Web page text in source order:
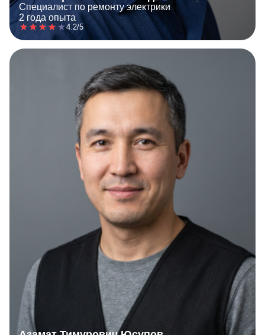
Специалист по ремонту электрики
2 года опыта
4.2/5